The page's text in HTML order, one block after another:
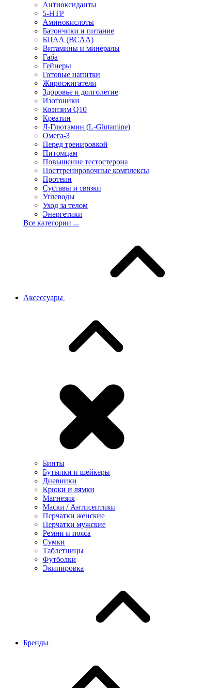
Антиоксиданты
5-HTP
Аминокислоты
Батончики и питание
БЦАА (BCAA)
Витамины и минералы
Габа
Гейнеры
Готовые напитки
Жиросжигатели
Здоровье и долголетие
Изотоники
Коэнзим Q10
Креатин
Л-Глютамин (L-Glutamine)
Омега-3
Перед тренировкой
Питомцам
Повышение тестостерона
Посттренировочные комплексы
Протеин
Суставы и связки
Углеводы
Уход за телом
Энергетики
Все категории ...
Аксессуары
Бинты
Бутылки и шейкеры
Дневники
Крюки и лямки
Магнезия
Маски / Антисептики
Перчатки женские
Перчатки мужские
Ремни и пояса
Сумки
Таблетницы
Футболки
Экипировка
Бренды